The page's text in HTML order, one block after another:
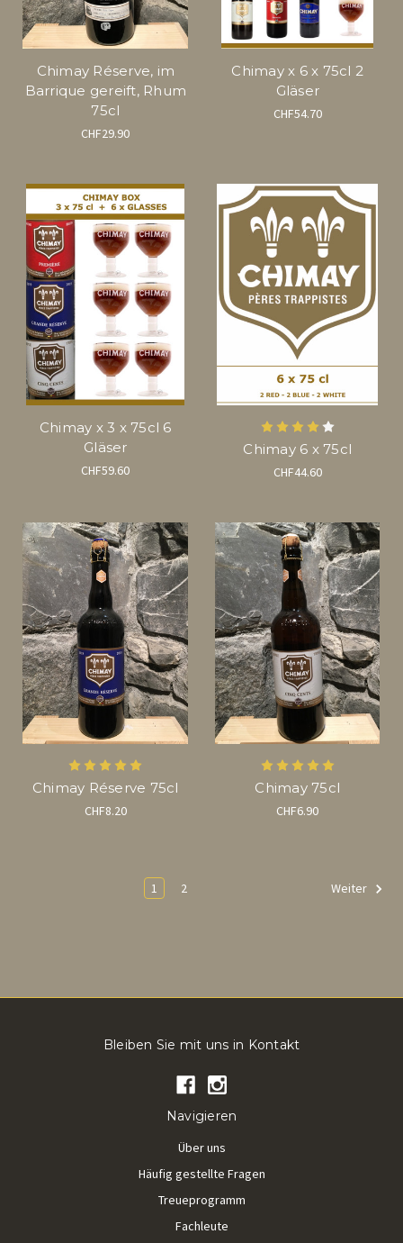
Chimay Réserve, im
Barrique gereift, Rhum
75cl
CHF29.90
Chimay x 6 x 75cl 2
Gläser
CHF54.70
Chimay x 3 x 75cl 6
Gläser
CHF59.60
Chimay 6 x 75cl
CHF44.60
Chimay Réserve 75cl
CHF8.20
Chimay 75cl
CHF6.90
1 2 Weiter
Bleiben Sie mit uns in Kontakt
Navigieren
Über uns
Häufig gestellte Fragen
Treueprogramm
Fachleute